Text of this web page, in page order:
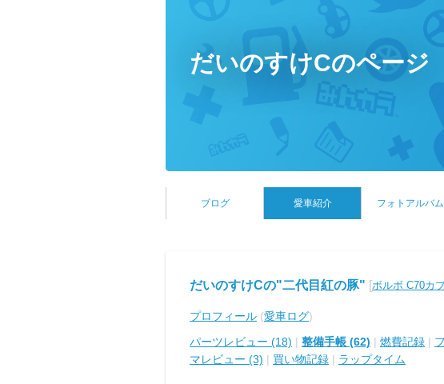
だいのすけCのページ
ブログ 愛車紹介 フォトアルバム
だいのすけCの"二代目紅の豚" [ボルボ C70カ
プロフィール (愛車ログ)
パーツレビュー (18) | 整備手帳 (62) | 燃費記録 |
マレビュー (3) | 買い物記録 | ラップタイム